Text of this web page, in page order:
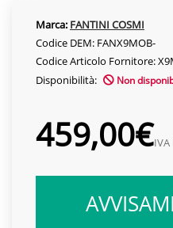
Marca: FANTINI COSMI
Codice DEM: FANX9MOB-
Codice Articolo Fornitore:
Disponibilità:
Non
459,00€IVA